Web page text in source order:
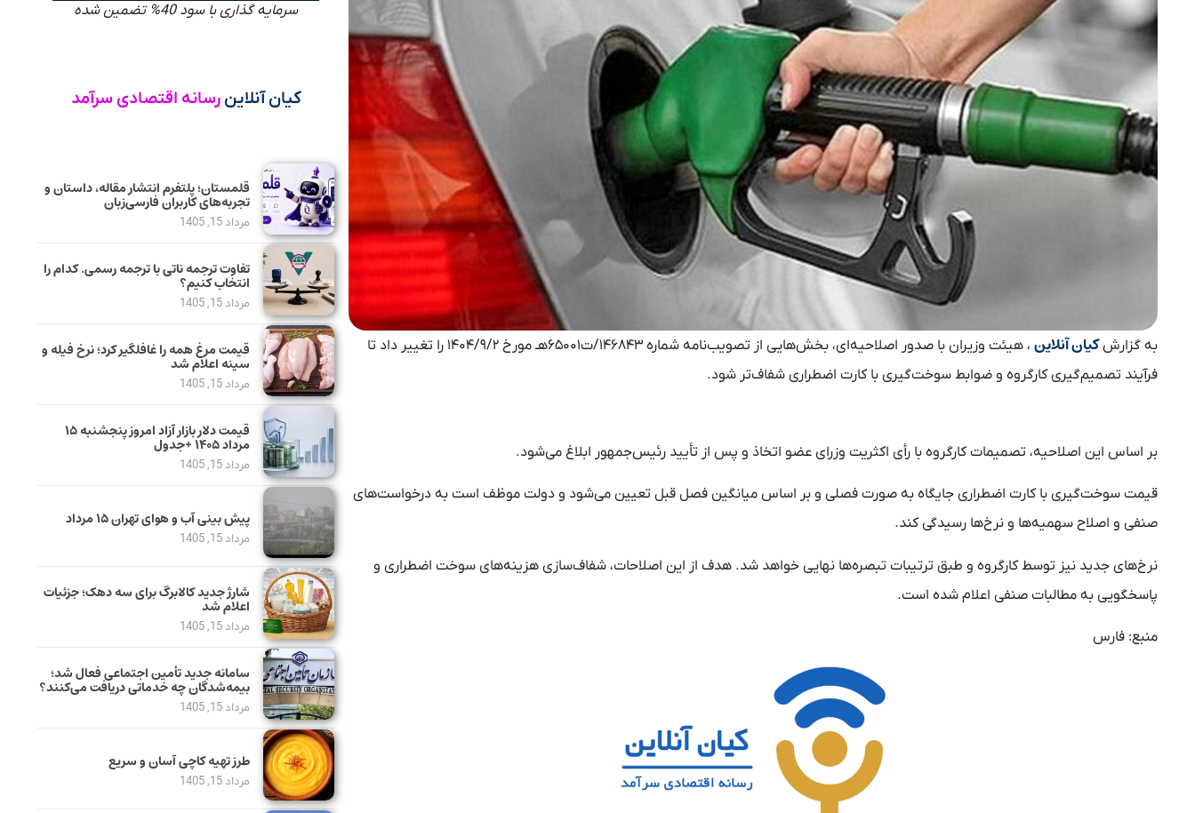
به گزارشکیان آنلاین
، هیئت وزیران با صدور اصلاحیه‌ای، بخش‌هایی از تصویب‌نامه شماره ۱۴۶۸۴۳/ت۶۵۰۰۱هـ مورخ ۱۴۰۴/۹/۲ را تغییر داد تا
فرآیند تصمیم‌گیری کارگروه و ضوابط سوخت‌گیری با کارت اضطراری شفاف‌تر شود.
بر اساس این اصلاحیه، تصمیمات کارگروه با رأی اکثریت وزرای عضو اتخاذ و پس از تأیید رئیس‌جمهور ابلاغ می‌شود.
قیمت سوخت‌گیری با کارت اضطراری جایگاه به صورت فصلی و بر اساس میانگین فصل قبل تعیین می‌شود و دولت موظف است به درخواست‌های
صنفی و اصلاح سهمیه‌ها و نرخ‌ها رسیدگی کند.
نرخ‌های جدید نیز توسط کارگروه و طبق ترتیبات تبصره‌ها نهایی خواهد شد. هدف از این اصلاحات، شفاف‌سازی هزینه‌های سوخت اضطراری و
پاسخگویی به مطالبات صنفی اعلام شده است.
منبع: فارس
سرمایه گذاری با سود 40% تضمین شده
کیان آنلاین رسانه اقتصادی سرآمد
قلمستان؛ پلتفرم انتشار مقاله، داستان و
تجربه‌های کاربران فارسی‌زبان
مرداد 15, 1405
تفاوت ترجمه ناتی با ترجمه رسمی. کدام را
انتخاب کنیم؟
مرداد 15, 1405
قیمت مرغ همه را غافلگیر کرد؛ نرخ فیله و
سینه اعلام شد
مرداد 15, 1405
قیمت دلار بازار آزاد امروز پنجشنبه ۱۵
مرداد ۱۴۰۵ +جدول
مرداد 15, 1405
پیش بینی آب و هوای تهران ۱۵ مرداد
مرداد 15, 1405
شارژ جدید کالابرگ برای سه دهک؛ جزئیات
اعلام شد
مرداد 15, 1405
سامانه جدید تأمین اجتماعی فعال شد؛
بیمه‌شدگان چه خدماتی دریافت می‌کنند؟
مرداد 15, 1405
طرز تهیه کاچی آسان و سریع
مرداد 15, 1405